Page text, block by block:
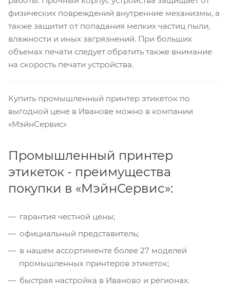
физических повреждений внутренние механизмы, а
также защитит от попадания мелких частиц пыли,
влажности и иных загрязнений. При больших
объемах печати следует обратить также внимание
на скорость печати устройства.
Купить промышленный принтер этикеток по
выгодной цене в Иванове можно в компании
«МэйнСервис»
Промышленный принтер
этикеток - преимущества
покупки в «МэйнСервис»:
гарантия честной цены;
официальный представитель;
в нашем ассортименте более 27 моделей
промышленных принтеров этикеток;
быстрая настройка в Иваново и регионах.